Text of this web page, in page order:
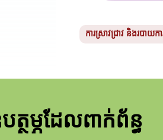
ការស្រាវជ្រាវ និងរបាយ
ថម្ភដែលពាក់ព័ន្ធ